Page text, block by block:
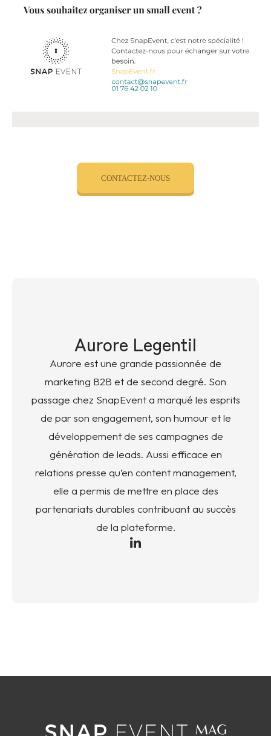
CONTACTEZ-NOUS
Aurore Legentil
Aurore est une grande passionnée de
marketing B2B et de second degré. Son
passage chez SnapEvent a marqué les esprits
de par son engagement, son humour et le
développement de ses campagnes de
génération de leads. Aussi efficace en
relations presse qu’en content management,
elle a permis de mettre en place des
partenariats durables contribuant au succès
de la plateforme.